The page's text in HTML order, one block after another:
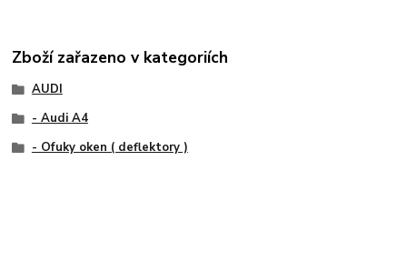
Zboží zařazeno v kategoriích
AUDI
- Audi A4
- Ofuky oken ( deflektory )